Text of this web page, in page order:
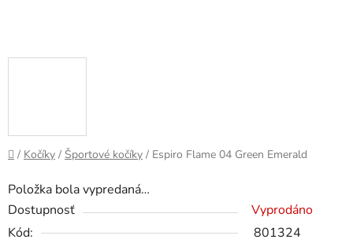
Domov
/ Kočíky / Športové kočíky / Espiro Flame 04 Green Emerald
Položka bola vypredaná…
Dostupnosť
Vyprodáno
Kód:
801324